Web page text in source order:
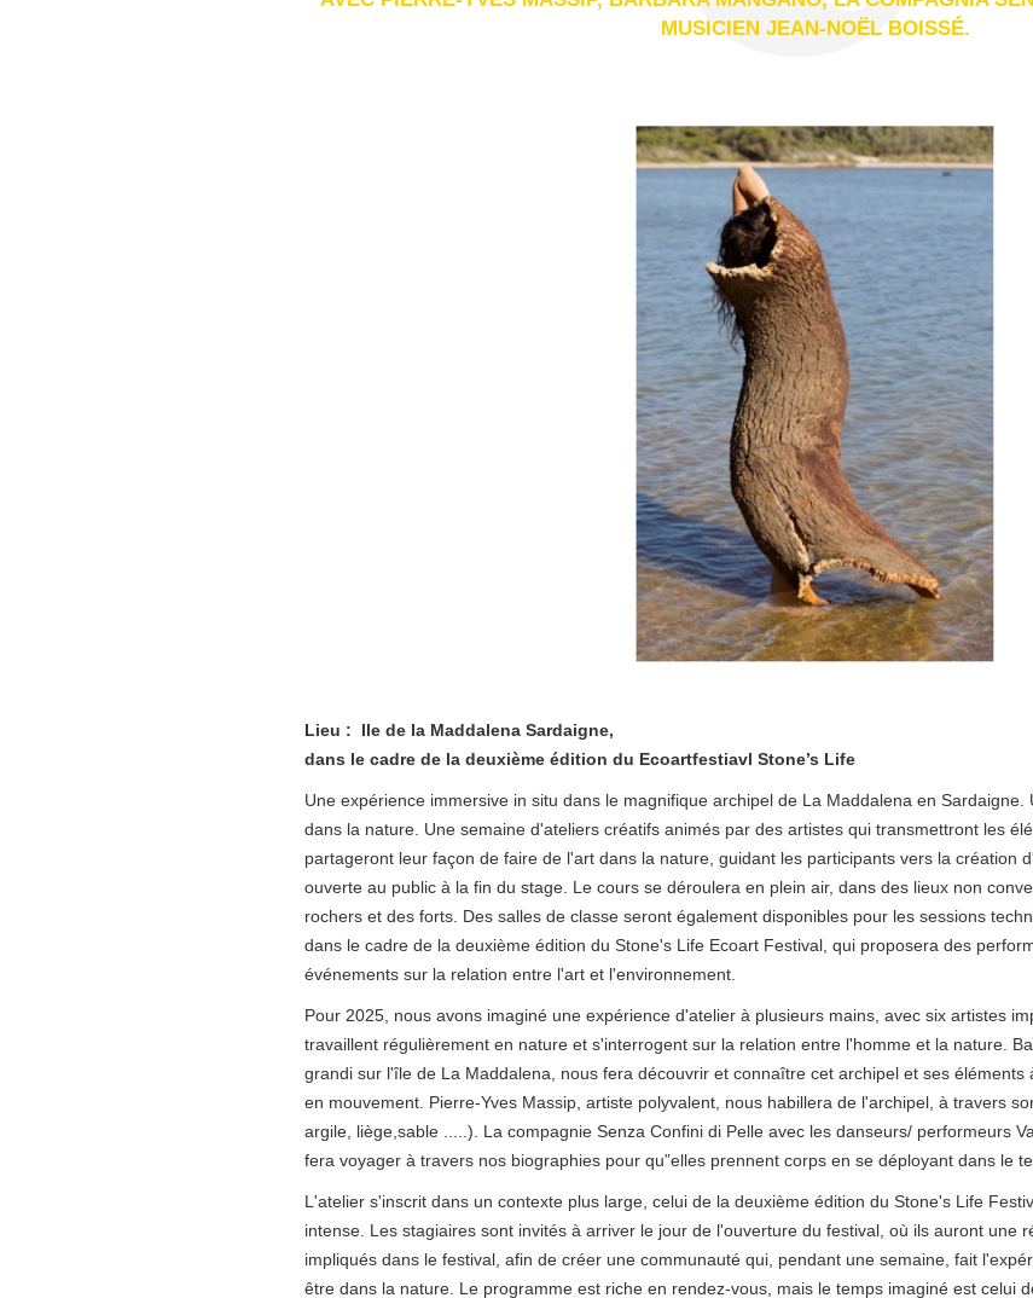
MUSICIEN JEAN-NOËL BOISSÉ.
Lieu : Ile de la Maddalena Sardaigne,
dans le cadre de la deuxième édition du Ecoartfestiavl Stone’s Life
Une expérience immersive in situ dans le magnifique archipel de La Maddalena en
dans la nature. Une semaine d'ateliers créatifs animés par des artistes qui transmettront les
partageront leur façon de faire de l'art dans la nature, guidant les participants vers la création
ouverte au public à la fin du stage. Le cours se déroulera en plein air, dans des lieux non
rochers et des forts. Des salles de classe seront également disponibles pour les sessions
dans le cadre de la deuxième édition du Stone's Life Ecoart Festival, qui proposera des
événements sur la relation entre l'art et l'environnement.
Pour 2025, nous avons imaginé une expérience d'atelier à plusieurs mains, avec six artistes
travaillent régulièrement en nature et s'interrogent sur la relation entre l'homme et la nature.
grandi sur l'île de La Maddalena, nous fera découvrir et connaître cet archipel et ses
en mouvement. Pierre-Yves Massip, artiste polyvalent, nous habillera de l'archipel, à travers
argile, liège,sable .....). La compagnie Senza Confini di Pelle avec les danseurs/ performeurs
fera voyager à travers nos biographies pour qu”elles prennent corps en se déployant dans le
L'atelier s'inscrit dans un contexte plus large, celui de la deuxième édition du Stone's Life
intense. Les stagiaires sont invités à arriver le jour de l'ouverture du festival, où ils auront une
impliqués dans le festival, afin de créer une communauté qui, pendant une semaine, fait
être dans la nature. Le programme est riche en rendez-vous, mais le temps imaginé est celui